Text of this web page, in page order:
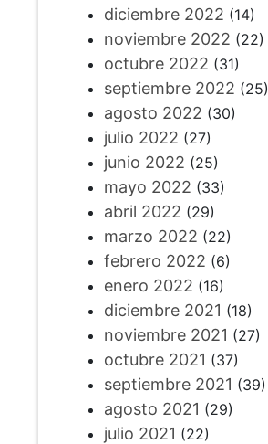
diciembre 2022 (14)
noviembre 2022 (22)
octubre 2022 (31)
septiembre 2022 (25)
agosto 2022 (30)
julio 2022 (27)
junio 2022 (25)
mayo 2022 (33)
abril 2022 (29)
marzo 2022 (22)
febrero 2022 (6)
enero 2022 (16)
diciembre 2021 (18)
noviembre 2021 (27)
octubre 2021 (37)
septiembre 2021 (39)
agosto 2021 (29)
julio 2021 (22)